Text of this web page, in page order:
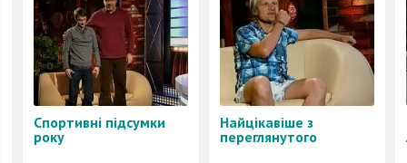
Спортивні підсумки
року
Найцікавіше з
переглянутого